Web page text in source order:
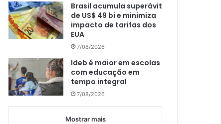
Brasil acumula superávit
de US$ 49 bi e minimiza
impacto de tarifas dos
EUA
7/08/2026
Ideb é maior em escolas
com educação em
tempo integral
7/08/2026
Mostrar mais